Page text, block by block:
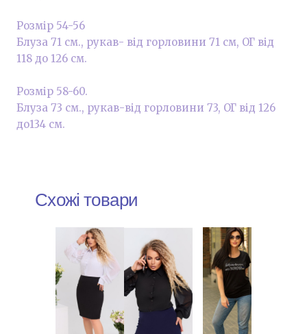
Розмір 54-56
Блуза 71 см., рукав- від горловини 71 см, ОГ від
118 до 126 см.
Розмір 58-60.
Блуза 73 см., рукав-від горловини 73, ОГ від 126
до134 см.
Схожі товари